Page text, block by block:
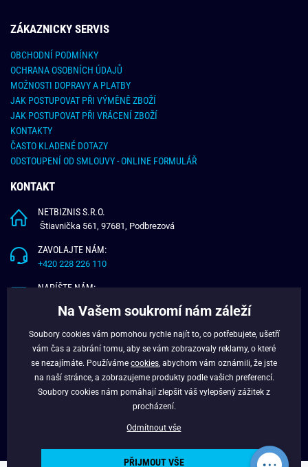
ZÁKAZNICKY SERVIS
OBCHODNÍ PODMÍNKY
OCHRANA OSOBNÍCH ÚDAJŮ
MOŽNOSTI DOPRAVY A PLATBY
JAK POSTUPOVAT PŘI VÝMĚNĚ ZBOŽÍ
JAK POSTUPOVAT PŘI VRÁCENÍ ZBOŽÍ
KONTAKTY
ČASTO KLADENÉ DOTAZY
ODSTOUPENÍ OD SMLOUVY - ONLINE FORMULÁŘ
KONTAKT
NETBIZNIS S.R.O.
Štiavnička 561, 97681, Podbrezová
ZAVOLAJTE NÁM:
+420 228 226 110
NAPÍŠTE NÁM:
O NÁS
VĚRNOSTNÍ PROGRAM
Na Vašem soukromí nám záleží
Soubory cookies vám pomohou rychle najít to, co potřebujete, ušetří
vám čas a zabrání tomu, aby se vám zobrazovaly reklamy, o které
se nezajímáte. Používáme cookies , abychom vám oznámili, že jste
na naší stránce, a zobrazujeme produkty podle vašich preferencí.
Soubory cookies nám pomáhají zlepšit váš vylepšený zážitek z
procházení.
Odmítnout vše
PŘIJMOUT VŠE